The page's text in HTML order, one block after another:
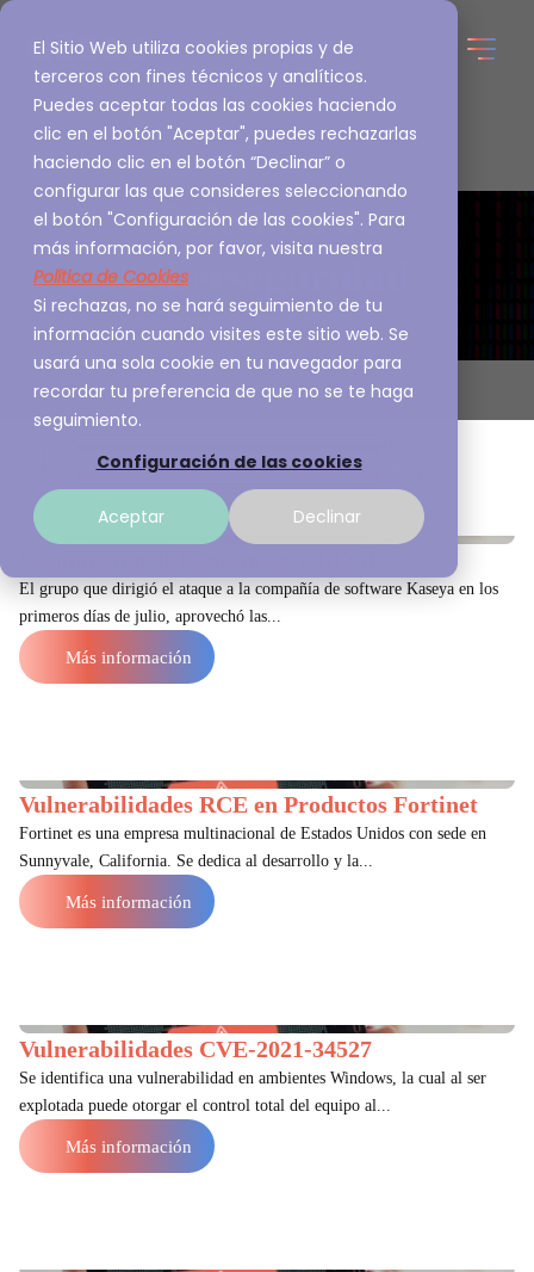
El Sitio Web utiliza cookies propias y de
terceros con fines técnicos y analíticos.
Puedes aceptar todas las cookies haciendo
clic en el botón "Aceptar", puedes rechazarlas
haciendo clic en el botón “Declinar” o
configurar las que consideres seleccionando
el botón "Configuración de las cookies". Para
más información, por favor, visita nuestra
Política de Cookies
Si rechazas, no se hará seguimiento de tu
información cuando visites este sitio web. Se
usará una sola cookie en tu navegador para
recordar tu preferencia de que no se te haga
seguimiento.
Configuración de las cookies
Aceptar Declinar
Boletines de
Ciberseguridad
El grupo que dirigió el ataque a la compañía de software Kaseya en los
primeros días de julio, aprovechó las...
Más información
Vulnerabilidades RCE en Productos Fortinet
Fortinet es una empresa multinacional de Estados Unidos con sede en
Sunnyvale, California. Se dedica al desarrollo y la...
Más información
Vulnerabilidades CVE-2021-34527
Se identifica una vulnerabilidad en ambientes Windows, la cual al ser
explotada puede otorgar el control total del equipo al...
Más información